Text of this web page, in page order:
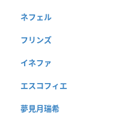
ネフェル
フリンズ
イネファ
エスコフィエ
夢見月瑞希